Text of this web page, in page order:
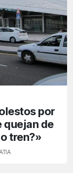
por
quejan de
tren?»